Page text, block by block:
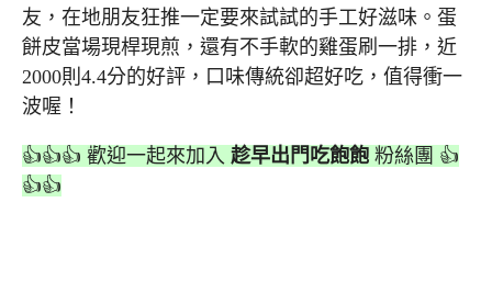
友，在地朋友狂推一定要來試試的手工好滋味。蛋
餅皮當場現桿現煎，還有不手軟的雞蛋刷一排，近
2000則4.4分的好評，口味傳統卻超好吃，值得衝一
波喔！
👍👍👍 歡迎一起來加入 趁早出門吃飽飽 粉絲團 👍
👍👍